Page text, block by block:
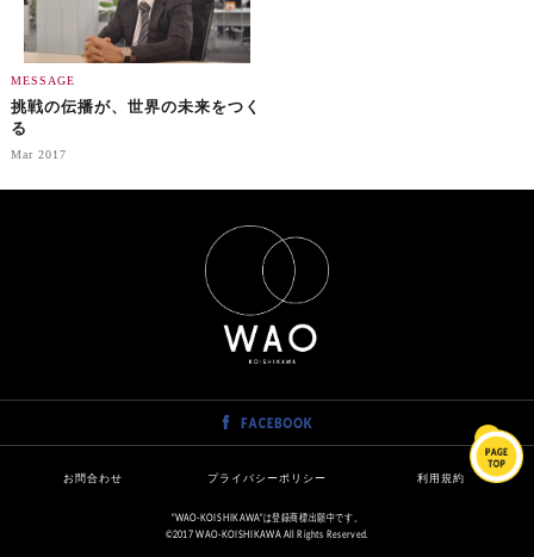
MESSAGE
挑戦の伝播が、世界の未来をつく
る
Mar 2017
お問合わせ プライバシーポリシー 利用規約
"WAO-KOISHIKAWA"は登録商標出願中です。
©2017 WAO-KOISHIKAWA All Rights Reserved.